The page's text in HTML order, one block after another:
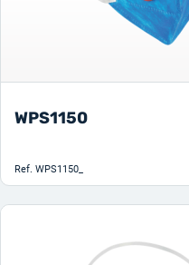
WPS1150
Ref. WPS1150_